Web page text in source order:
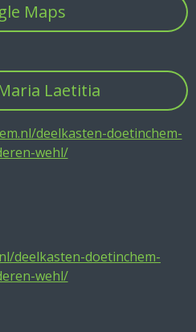
Maps
Laetitia
deelkasten-doetinchem-
wehl/
deelkasten-doetinchem-
wehl/